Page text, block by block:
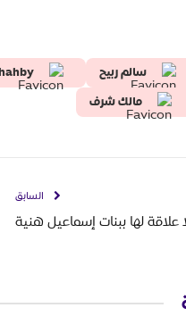
سالم ربيح
مالك شرف
السابق
علاقة لها ببنات إسماعيل هنية